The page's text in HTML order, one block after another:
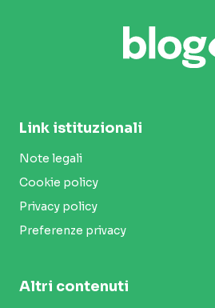
Link istituzionali
Note legali
Cookie policy
Privacy policy
Preferenze privacy
Altri contenuti